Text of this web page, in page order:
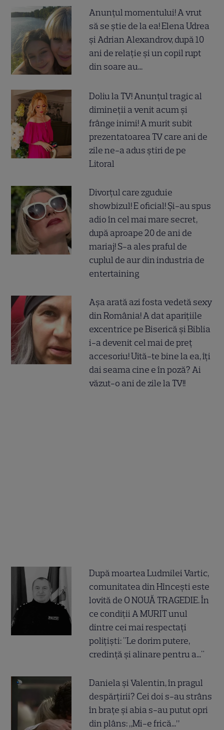
Anunțul momentului! A vrut
să se știe de la ea! Elena Udrea
și Adrian Alexandrov, după 10
ani de relație și un copil rupt
din soare au...
Doliu la TV! Anunțul tragic al
dimineții a venit acum și
frânge inimi! A murit subit
prezentatoarea TV care ani de
zile ne-a adus știri de pe
Litoral
Divorțul care zguduie
showbizul! E oficial! Și-au spus
adio în cel mai mare secret,
după aproape 20 de ani de
mariaj! S-a ales praful de
cuplul de aur din industria de
entertaining
Așa arată azi fosta vedetă sexy
din România! A dat aparițiile
excentrice pe Biserică și Biblia
i-a devenit cel mai de preț
accesoriu! Uită-te bine la ea, îți
dai seama cine e în poză? Ai
văzut-o ani de zile la TV!!
După moartea Ludmilei Vartic,
comunitatea din Hîncești este
lovită de O NOUĂ TRAGEDIE. În
ce condiții A MURIT unul
dintre cei mai respectați
polițiști: "Le dorim putere,
credință și alinare pentru a..."
Daniela și Valentin, în pragul
despărțirii? Cei doi s-au strâns
în brațe și abia s-au putut opri
din plâns: „Mi-e frică...”